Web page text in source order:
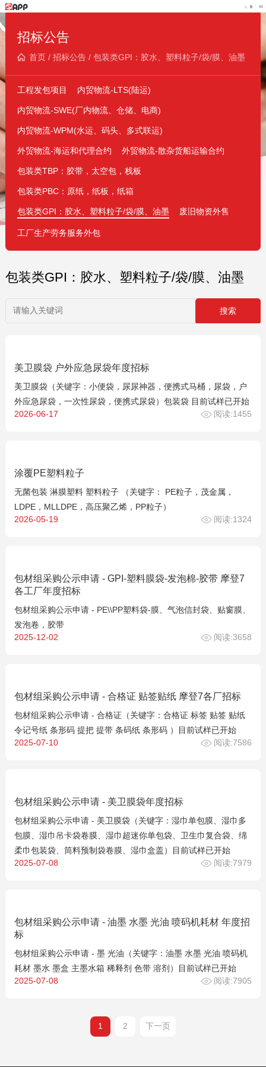
招标公告
首页/ 招标公告/ 包装类GPI：胶水、塑料粒子/袋/膜、油墨
工程发包项目 内贸物流-LTS(陆运)
内贸物流-SWE(厂内物流、仓储、电商)
内贸物流-WPM(水运、码头、多式联运)
外贸物流-海运和代理合约 外贸物流-散杂货船运输合约
包装类TBP：胶带，太空包，栈板
包装类PBC：原纸，纸板，纸箱
包装类GPI：胶水、塑料粒子/袋/膜、油墨 废旧物资外售
工厂生产劳务服务外包
包装类GPI：胶水、塑料粒子/袋/膜、油墨
美卫膜袋 户外应急尿袋年度招标
美卫膜袋（关键字：小便袋，尿尿神器，便携式马桶，尿袋，户
外应急尿袋，一次性尿袋，便携式尿袋）包装袋 目前试样已开始
2026-06-17
阅读:1455
涂覆PE塑料粒子
无菌包装 淋膜塑料 塑料粒子 （关键字： PE粒子，茂金属，
LDPE，MLLDPE，高压聚乙烯，PP粒子）
2026-05-19
阅读:1324
包材组采购公示申请 - GPI-塑料膜袋-发泡棉-胶带 摩登7
各工厂年度招标
包材组采购公示申请 - PE\\PP塑料袋-膜、气泡信封袋、贴窗膜、
发泡卷，胶带
2025-12-02
阅读:3658
包材组采购公示申请 - 合格证 贴签贴纸 摩登7各厂招标
包材组采购公示申请 - 合格证（关键字：合格证 标签 贴签 贴纸
令记号纸 条形码 提把 提带 条码纸 条形码 ）目前试样已开始
2025-07-10
阅读:7586
包材组采购公示申请 - 美卫膜袋年度招标
包材组采购公示申请 - 美卫膜袋（关键字：湿巾单包膜、湿巾多
包膜、湿巾吊卡袋卷膜、湿巾超迷你单包袋、卫生巾复合袋、绵
柔巾包装袋、筒料预制袋卷膜、湿巾盒盖）目前试样已开始
2025-07-08
阅读:7979
包材组采购公示申请 - 油墨 水墨 光油 喷码机耗材 年度招
标
包材组采购公示申请 - 墨 光油（关键字：油墨 水墨 光油 喷码机
耗材 墨水 墨盒 主墨水箱 稀释剂 色带 溶剂）目前试样已开始
2025-07-08
阅读:7905
1 2 下一页